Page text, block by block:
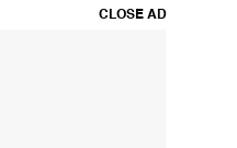
CLOSE AD